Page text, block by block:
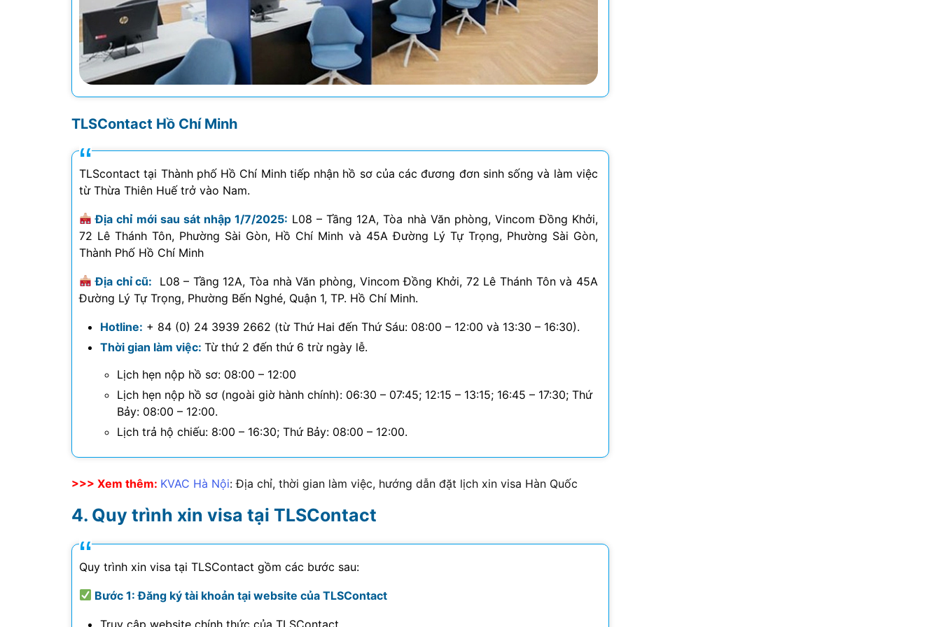
TLSContact Hồ Chí Minh
TLScontact tại Thành phố Hồ Chí Minh tiếp nhận hồ sơ của các đương đơn sinh sống và làm việc
từ Thừa Thiên Huế trở vào Nam.
Địa chỉ mới sau sát nhập 1/7/2025: L08 – Tầng 12A, Tòa nhà Văn phòng, Vincom Đồng Khởi,
72 Lê Thánh Tôn, Phường Sài Gòn, Hồ Chí Minh và 45A Đường Lý Tự Trọng, Phường Sài Gòn,
Thành Phố Hồ Chí Minh
Địa chỉ cũ:
L08 – Tầng 12A, Tòa nhà Văn phòng, Vincom Đồng Khởi, 72 Lê Thánh Tôn và 45A
Đường Lý Tự Trọng, Phường Bến Nghé, Quận 1, TP. Hồ Chí Minh.
Hotline: + 84 (0) 24 3939 2662 (từ Thứ Hai đến Thứ Sáu: 08:00 – 12:00 và 13:30 – 16:30).
Thời gian làm việc: Từ thứ 2 đến thứ 6 trừ ngày lễ.
Lịch hẹn nộp hồ sơ: 08:00 – 12:00
Lịch hẹn nộp hồ sơ (ngoài giờ hành chính): 06:30 – 07:45; 12:15 – 13:15; 16:45 – 17:30; Thứ
Bảy: 08:00 – 12:00.
Lịch trả hộ chiếu: 8:00 – 16:30; Thứ Bảy: 08:00 – 12:00.
>>> Xem thêm: KVAC Hà Nội: Địa chỉ, thời gian làm việc, hướng dẫn đặt lịch xin visa Hàn Quốc
Quy trình xin visa tại TLSContact
Quy trình xin visa tại TLSContact gồm các bước sau:
Bước 1: Đăng ký tài khoản tại website của TLSContact
Truy cập website chính thức của TLSContact.